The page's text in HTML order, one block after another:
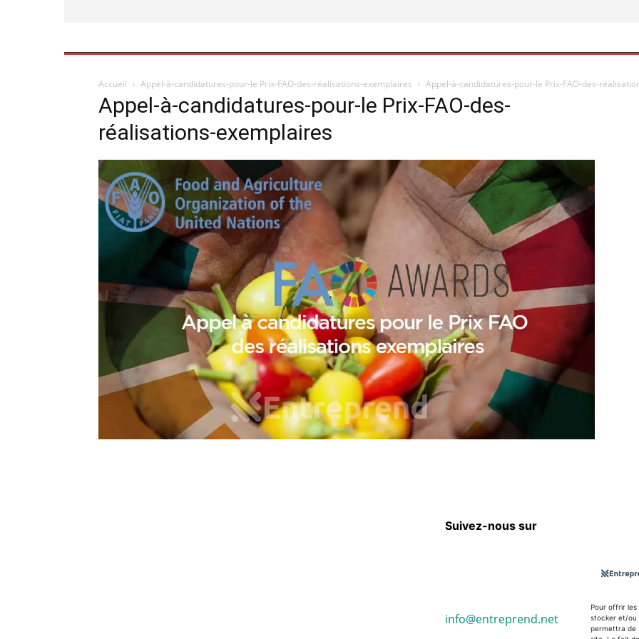
Pour offrir les
stocker et/ou
permettra de
Accueil Appel-à-candidatures-pour-le Prix-FAO-des-réalisations-exemplaires Appel-à-candidatures-pour-le Prix-FAO-des-
Appel-à-candidatures-pour-le Prix-FAO-des-
réalisations-exemplaires
Suivez-nous sur
info@entreprend.net